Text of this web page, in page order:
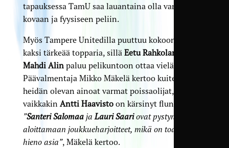
tapauksessa TamU saa lauantaina olla varautunut
kovaan ja fyysiseen peliin.
Myös Tampere Unitedilla puuttuu kokoonpanosta
kaksi tärkeää topparia, sillä Eetu Rahkolan
Mahdi Alin paluu pelikuntoon ottaa vielä aikansa.
Päävalmentaja Mikko Mäkelä kertoo kuitenkin
heidän olevan ainoat varmat poissaolijat,
vaikkakin Antti Haavistoon kärsinyt flunssasta.
”Santeri Salomaaja Lauri Saariovat pystyneet
aloittamaan joukkueharjoitteet, mikä on todella
hieno asia”, Mäkelä kertoo.